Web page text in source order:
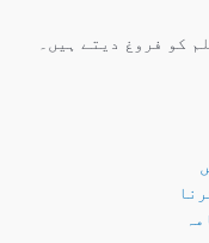
کو فروغ دیتے ہیں۔